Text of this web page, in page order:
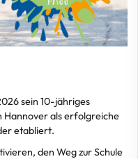
sein 10-jähriges
Hannover als erfolgreiche
etabliert.
den Weg zur Schule